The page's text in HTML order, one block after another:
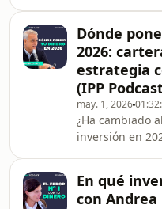
qué apenas
rompe. En este episodio de IPP
Podcast, Sergio
con Borja
patrimonial
delegado de
del libro
familiar". Una conversación
imprescindible
Dónde
2026:
estrategia
(IPP
may. 1, 2026
¿Ha cambiado
inversión en
y formador,
qué la mayoría
En qué
con Andrea